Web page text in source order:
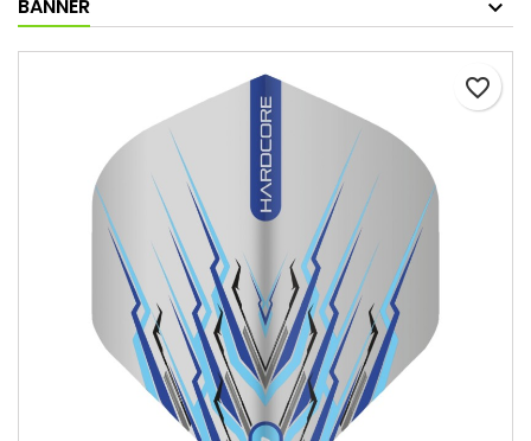
BANNER
favorite_border